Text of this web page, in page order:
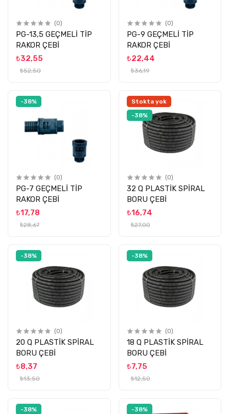
(0)
PG-13,5 GEÇMELİ TİP
RAKOR ÇEBİ
₺32,55
₺52,50
(0)
PG-9 GEÇMELİ TİP
RAKOR ÇEBİ
₺22,44
₺36,19
-38%
(0)
PG-7 GEÇMELİ TİP
RAKOR ÇEBİ
₺17,78
₺28,67
Stokta yok
-38%
(0)
32 Q PLASTİK SPİRAL
BORU ÇEBİ
₺16,74
₺27,00
-38%
(0)
20 Q PLASTİK SPİRAL
BORU ÇEBİ
₺8,37
₺13,50
-38%
(0)
18 Q PLASTİK SPİRAL
BORU ÇEBİ
₺7,75
₺12,50
-38% -38%